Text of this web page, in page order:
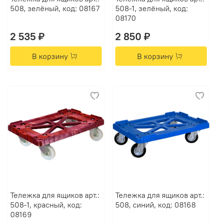
508, зелёный, код: 08167
2 535 ₽
В корзину
508-1, зелёный, код:
08170
2 850 ₽
В корзину
Тележка для ящиков арт.:
508-1, красный, код:
08169
Тележка для ящиков арт.:
508, синий, код: 08168